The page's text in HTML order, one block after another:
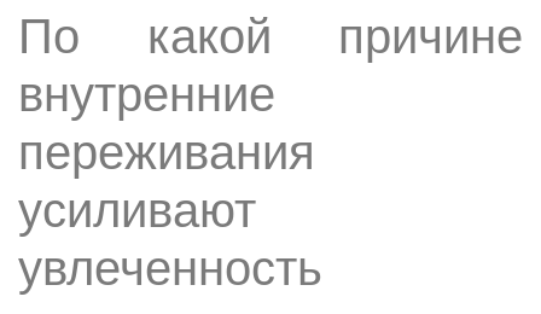
По какой причине
внутренние
переживания
усиливают
увлеченность